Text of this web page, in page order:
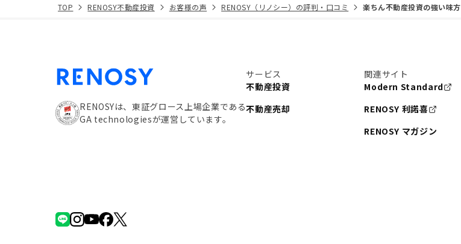
TOP RENOSY不動産投資 お客様の声 RENOSY（リノシー）の評判・口コミ 楽ちん不動産投資の強い味方
RENOSYは、東証グロース上場企業である
GA technologiesが運営しています。
サービス
不動産投資
不動産売却
関連サイト
Modern Standard
RENOSY 利諾喜
RENOSY マガジン